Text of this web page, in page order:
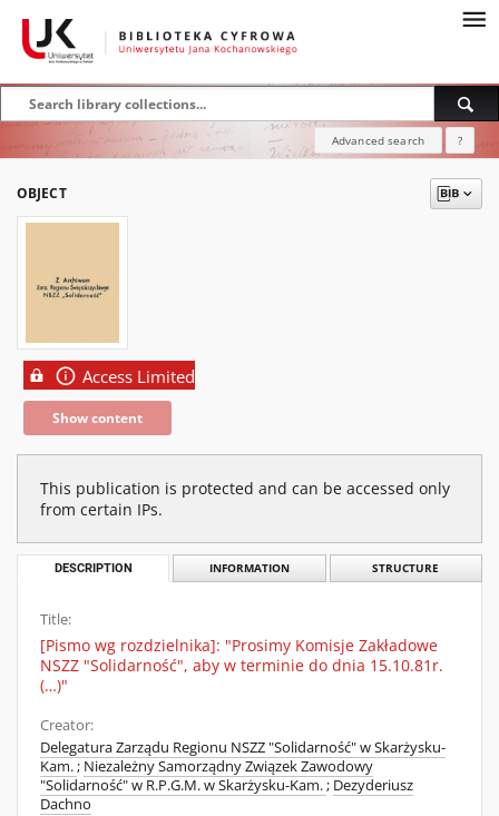
Advanced search ?
OBJECT
Access Limited
Show content
This publication is protected and can be accessed only
from certain IPs.
DESCRIPTION INFORMATION STRUCTURE
Title:
[Pismo wg rozdzielnika]: "Prosimy Komisje Zakładowe
NSZZ "Solidarność", aby w terminie do dnia 15.10.81r.
(…)"
Creator:
Delegatura Zarządu Regionu NSZZ "Solidarność" w Skarżysku-
Kam.; Niezależny Samorządny Związek Zawodowy
"Solidarność" w R.P.G.M. w Skarżysku-Kam.; Dezyderiusz
Dachno